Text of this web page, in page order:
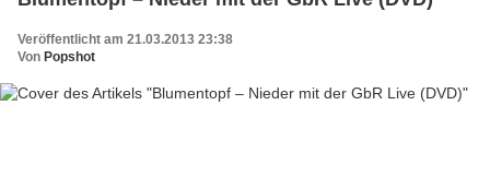
Veröffentlicht am 21.03.2013 23:38
Von Popshot